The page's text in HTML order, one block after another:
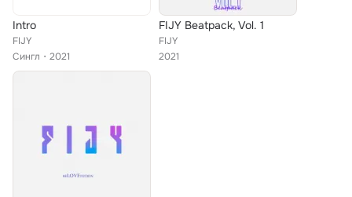
Intro
FIJY
Сингл
2021
FIJY Beatpack, Vol. 1
FIJY
2021